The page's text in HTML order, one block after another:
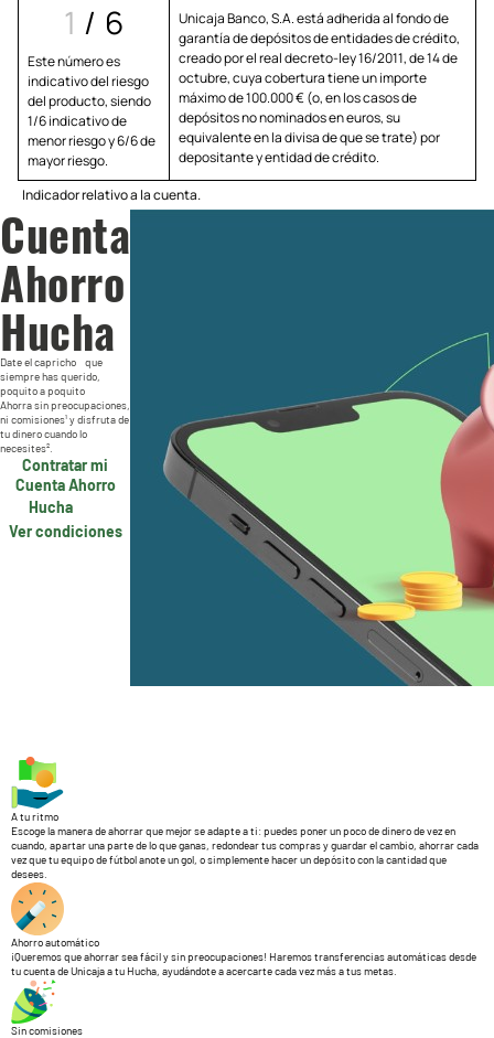
1 / 6
Este número es
indicativo del riesgo
del producto, siendo
1/6 indicativo de
menor riesgo y 6/6 de
mayor riesgo.
Unicaja Banco, S.A. está adherida al fondo de
garantía de depósitos de entidades de crédito,
creado por el real decreto-ley 16/2011, de 14 de
octubre, cuya cobertura tiene un importe
máximo de 100.000 € (o, en los casos de
depósitos no nominados en euros, su
equivalente en la divisa de que se trate) por
depositante y entidad de crédito.
Indicador relativo a la cuenta.
Cuenta
Ahorro
Hucha
Date el capricho que
siempre has querido,
poquito a poquito
Ahorra sin preocupaciones,
ni comisiones¹ y disfruta de
tu dinero cuando lo
necesites².
Contratar mi
Cuenta Ahorro
Hucha
Ver condiciones
A tu ritmo
Escoge la manera de ahorrar que mejor se adapte a ti: puedes poner un poco de dinero de vez en
cuando, apartar una parte de lo que ganas, redondear tus compras y guardar el cambio, ahorrar cada
vez que tu equipo de fútbol anote un gol, o simplemente hacer un depósito con la cantidad que
desees.
Ahorro automático
¡Queremos que ahorrar sea fácil y sin preocupaciones! Haremos transferencias automáticas desde
tu cuenta de Unicaja a tu Hucha, ayudándote a acercarte cada vez más a tus metas.
Sin comisiones